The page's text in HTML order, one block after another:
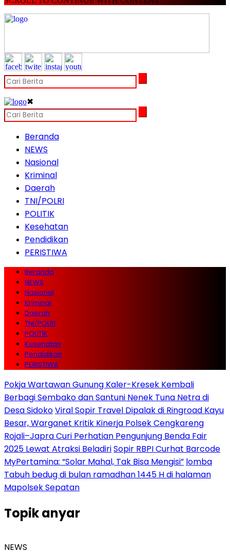
✖
Beranda
NEWS
Nasional
Kriminal
Daerah
TNI/POLRI
POLITIK
Kesehatan
Pendidikan
PERISTIWA
Beranda
NEWS
Nasional
Kriminal
Daerah
TNI/POLRI
POLITIK
Kesehatan
Pendidikan
PERISTIWA
Pokja Wartawan Gunung Kaler-Kresek Kembali
Berbagi Sembako dan Santuni Nenek Tuna Netra di
Desa SidokoViral Sopir Travel Dipalak di Ringroad Kayu
Besar, Warganet Kritik Kinerja Polsek Cengkareng
Rojali–Japra Curi Perhatian Pengunjung Benda Fair
2025 Lewat Atraksi BeladiriSopir RBPI Curhat Barcode
MyPertamina: “Solar Mahal, Tak Bisa Mengisi” lomba
Tabuh bedug di bulan ramadhan 1445 H di halaman
Mapolsek Sepatan
Topikanyar
NEWS